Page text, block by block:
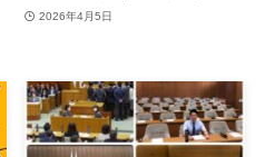
2026年4月5日